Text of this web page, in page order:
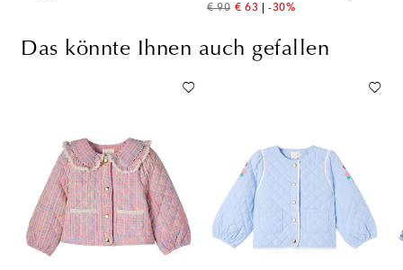
€ 90
original price
€ 63
discount price
-30%
Das könnte Ihnen auch gefallen